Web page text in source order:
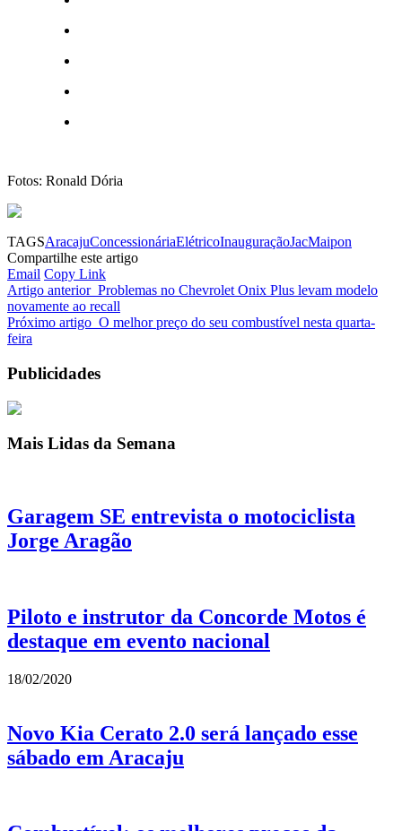
Fotos: Ronald Dória
TAGSAracajuConcessionáriaElétricoInauguraçãoJacMaipon
Compartilhe este artigo
Email Copy Link
Artigo anterior Problemas no Chevrolet Onix Plus levam modelo
novamente ao recall
Próximo artigo O melhor preço do seu combustível nesta quarta-
feira
Publicidades
Mais Lidas da Semana
Garagem SE entrevista o motociclista
Jorge Aragão
Piloto e instrutor da Concorde Motos é
destaque em evento nacional
18/02/2020
Novo Kia Cerato 2.0 será lançado esse
sábado em Aracaju